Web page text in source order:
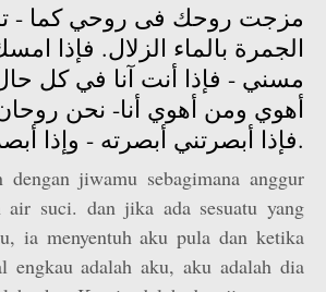
مزجت روحك فى روحي كما -
الجمرة بالماء الزلال. فإذا
مسني - فإذا أنت آنا في كل
أهوي ومن أهوي أنا- نحن روحان
فإذا أبصرتني أبصرته - وإذا أبصرته أبصرتنا.
dengan jiwamu sebagimana anggur
air suci. dan jika ada sesuatu yang
ia menyentuh aku pula dan ketika
engkau adalah aku, aku adalah dia